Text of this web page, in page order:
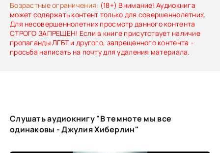
Возрастные ограничения: (18+) Внимание! Аудиокнига
может содержать контент только для совершеннолетних.
Для несовершеннолетних просмотр данного контента
СТРОГО ЗАПРЕЩЕН! Если в книге присутствует наличие
пропаганды ЛГБТ и другого, запрещенного контента -
просьба написать на почту для удаления материала.
Слушать аудиокнигу "В темноте мы все
одинаковы - Джулия Хиберлин"